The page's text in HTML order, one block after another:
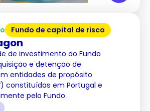
Fundo de capital de risco
de investimento do Fundo
e detenção de
entidades de propósito
constituídas em Portugal e
pelo Fundo.